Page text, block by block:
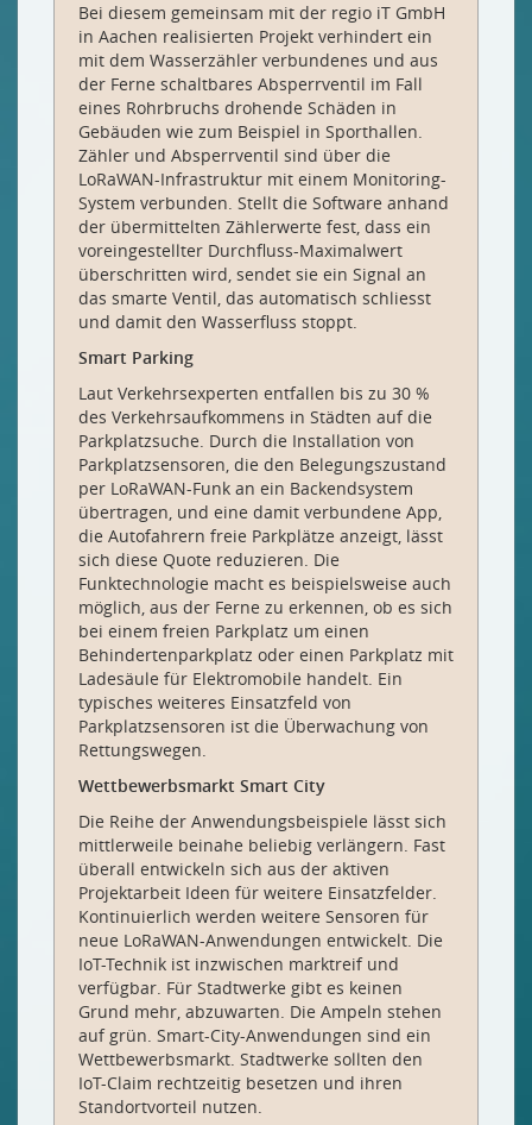
Bei diesem gemeinsam mit der regio iT GmbH
in Aachen realisierten Projekt verhindert ein
mit dem Wasserzähler verbundenes und aus
der Ferne schaltbares Absperrventil im Fall
eines Rohrbruchs drohende Schäden in
Gebäuden wie zum Beispiel in Sporthallen.
Zähler und Absperrventil sind über die
LoRaWAN-Infrastruktur mit einem Monitoring-
System verbunden. Stellt die Software anhand
der übermittelten Zählerwerte fest, dass ein
voreingestellter Durchfluss-Maximalwert
überschritten wird, sendet sie ein Signal an
das smarte Ventil, das automatisch schliesst
und damit den Wasserfluss stoppt.
Smart Parking
Laut Verkehrsexperten entfallen bis zu 30 %
des Verkehrsaufkommens in Städten auf die
Parkplatzsuche. Durch die Installation von
Parkplatzsensoren, die den Belegungszustand
per LoRaWAN-Funk an ein Backendsystem
übertragen, und eine damit verbundene App,
die Autofahrern freie Parkplätze anzeigt, lässt
sich diese Quote reduzieren. Die
Funktechnologie macht es beispielsweise auch
möglich, aus der Ferne zu erkennen, ob es sich
bei einem freien Parkplatz um einen
Behindertenparkplatz oder einen Parkplatz mit
Ladesäule für Elektromobile handelt. Ein
typisches weiteres Einsatzfeld von
Parkplatzsensoren ist die Überwachung von
Rettungswegen.
Wettbewerbsmarkt Smart City
Die Reihe der Anwendungsbeispiele lässt sich
mittlerweile beinahe beliebig verlängern. Fast
überall entwickeln sich aus der aktiven
Projektarbeit Ideen für weitere Einsatzfelder.
Kontinuierlich werden weitere Sensoren für
neue LoRaWAN-Anwendungen entwickelt. Die
IoT-Technik ist inzwischen marktreif und
verfügbar. Für Stadtwerke gibt es keinen
Grund mehr, abzuwarten. Die Ampeln stehen
auf grün. Smart-City-Anwendungen sind ein
Wettbewerbsmarkt. Stadtwerke sollten den
IoT-Claim rechtzeitig besetzen und ihren
Standortvorteil nutzen.